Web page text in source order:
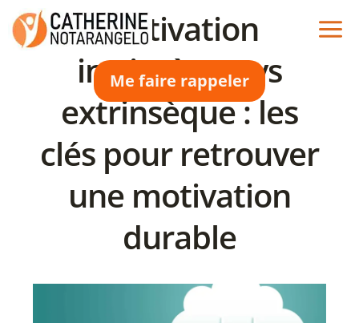
Aller
au
contenu
Me faire rappeler
Motivation
intrinsèque vs
extrinsèque : les
clés pour retrouver
une motivation
durable